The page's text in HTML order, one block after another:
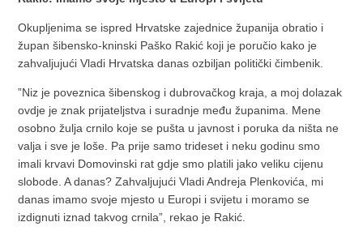
Okupljenima se ispred Hrvatske zajednice županija obratio i
župan šibensko-kninski Paško Rakić koji je poručio kako je
zahvaljujući Vladi Hrvatska danas ozbiljan politički čimbenik.
”Niz je poveznica šibenskog i dubrovačkog kraja, a moj dolazak
ovdje je znak prijateljstva i suradnje među županima. Mene
osobno žulja crnilo koje se pušta u javnost i poruka da ništa ne
valja i sve je loše. Pa prije samo trideset i neku godinu smo
imali krvavi Domovinski rat gdje smo platili jako veliku cijenu
slobode. A danas? Zahvaljujući Vladi Andreja Plenkovića, mi
danas imamo svoje mjesto u Europi i svijetu i moramo se
izdignuti iznad takvog crnila”, rekao je Rakić.